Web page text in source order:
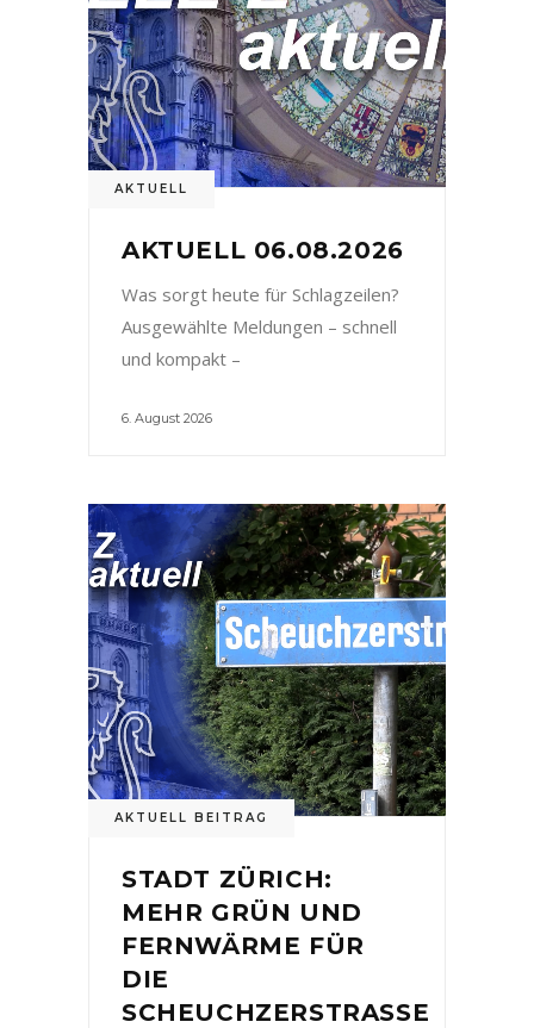
AKTUELL
AKTUELL 06.08.2026
Was sorgt heute für Schlagzeilen?
Ausgewählte Meldungen – schnell
und kompakt –
6. August 2026
AKTUELL BEITRAG
STADT ZÜRICH:
MEHR GRÜN UND
FERNWÄRME FÜR
DIE
SCHEUCHZERSTRASSE